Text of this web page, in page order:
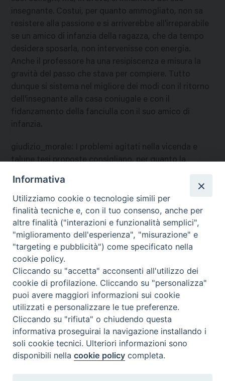
insegnante. Costui, per quanto ammogliato, non sa
resistere alla passione e si arriverebbe all'irreparabile
se un amico di infanzia della ragazza, che da tempo
desidera sposarla, non intervenisse con energia.
Anche il professore ha una resipiscenza e misura la
gravità del passo che stava per compiere. Tutto
dunque si sistema nel migliore dei modi con il ritorno
dell'insegnante alla casa coniugale e con il
fidanzamento della fanciulla con il suo amico di
infanzia.
giudizio_morale: I problemi agitati nella vicenda e
talune tesi proposte consigliano, per quanto la
visione, che non manca di episodi piuttosto liberi, a
persone di piena maturità spirituale e morale. Dr
nazione:Germania
Contatti & Info
C.ne Aurelia, 50 – 00165 Roma
Contatti
Informativa
Utilizziamo cookie o tecnologie simili per
finalità tecniche e, con il tuo consenso, anche per
altre finalità ("interazioni e funzionalità semplici",
"miglioramento dell'esperienza", "misurazione" e
"targeting e pubblicità") come specificato nella
cookie policy.
Cliccando su "accetta" acconsenti all'utilizzo dei
cookie di profilazione. Cliccando su "personalizza"
puoi avere maggiori informazioni sui cookie
utilizzati e personalizzare le tue preferenze.
Cliccando su "rifiuta" o chiudendo questa
informativa proseguirai la navigazione installando i
soli cookie tecnici. Ulteriori informazioni sono
disponibili nellacookie policy completa.